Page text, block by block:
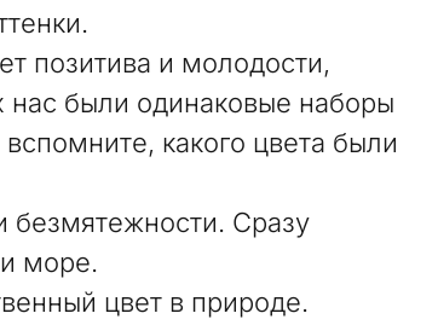
позитива и молодости,
нас были одинаковые наборы
какого цвета были
безмятежности. Сразу
море.
цвет в природе.